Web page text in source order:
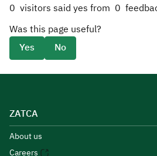
0 visitors said yes from 0
Was this page useful?
Yes
No
ZATCA
About us
Careers